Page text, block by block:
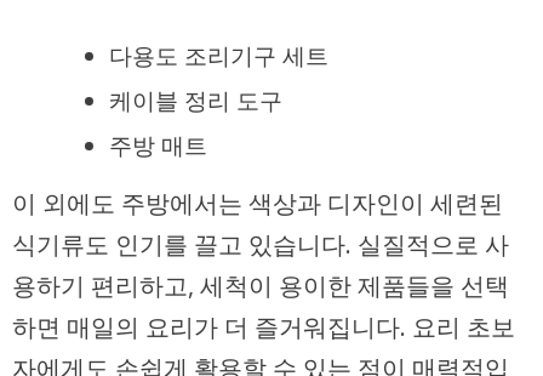
다용도 조리기구 세트
케이블 정리 도구
주방 매트
이 외에도 주방에서는 색상과 디자인이 세련된
식기류도 인기를 끌고 있습니다. 실질적으로 사
용하기 편리하고, 세척이 용이한 제품들을 선택
하면 매일의 요리가 더 즐거워집니다. 요리 초보
자에게도 손쉽게 활용할 수 있는 점이 매력적입